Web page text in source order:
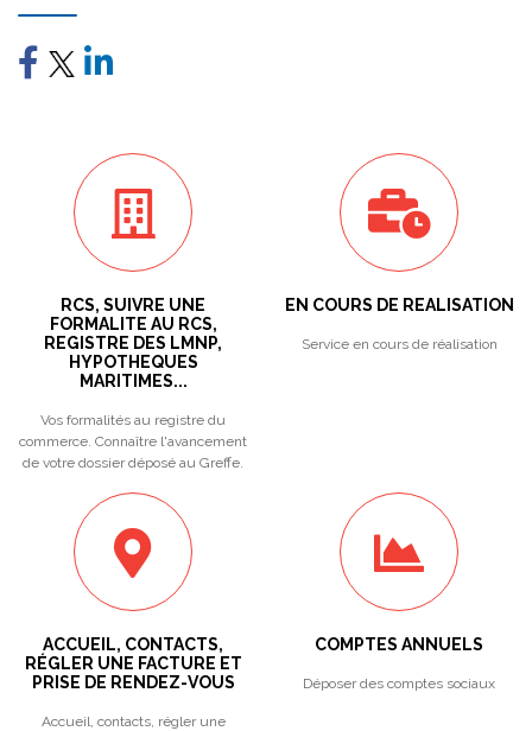
RCS, SUIVRE UNE
FORMALITE AU RCS,
REGISTRE DES LMNP,
HYPOTHEQUES
MARITIMES...
Vos formalités au registre du
commerce. Connaître l'avancement
de votre dossier déposé au Greffe.
EN COURS DE REALISATION
Service en cours de réalisation
ACCUEIL, CONTACTS,
RÉGLER UNE FACTURE ET
PRISE DE RENDEZ-VOUS
Accueil, contacts, régler une
COMPTES ANNUELS
Déposer des comptes sociaux